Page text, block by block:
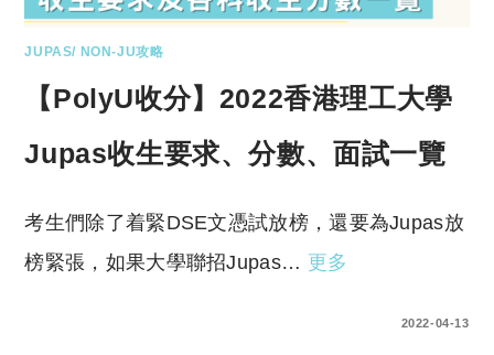
JUPAS/ NON-JU攻略
【PolyU收分】2022香港理工大學
Jupas收生要求、分數、面試一覽
考生們除了着緊DSE文憑試放榜，還要為Jupas放
榜緊張，如果大學聯招Jupas… 更多
2022-04-13